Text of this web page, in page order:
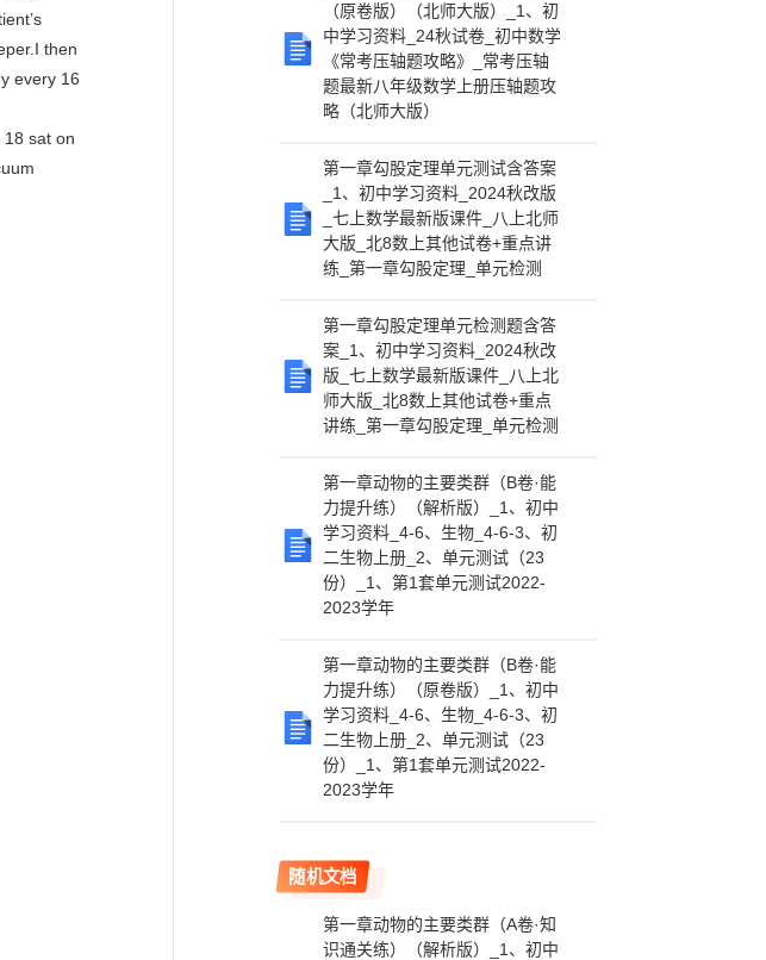
then
every 16
sat on
（原卷版）（北师大版）_1、初
中学习资料_24秋试卷_初中数学
《常考压轴题攻略》_常考压轴
题最新八年级数学上册压轴题攻
略（北师大版）
第一章勾股定理单元测试含答案
_1、初中学习资料_2024秋改版
_七上数学最新版课件_八上北师
大版_北8数上其他试卷+重点讲
练_第一章勾股定理_单元检测
第一章勾股定理单元检测题含答
案_1、初中学习资料_2024秋改
版_七上数学最新版课件_八上北
师大版_北8数上其他试卷+重点
讲练_第一章勾股定理_单元检测
第一章动物的主要类群（B卷·能
力提升练）（解析版）_1、初中
学习资料_4-6、生物_4-6-3、初
二生物上册_2、单元测试（23
份）_1、第1套单元测试2022-
2023学年
第一章动物的主要类群（B卷·能
力提升练）（原卷版）_1、初中
学习资料_4-6、生物_4-6-3、初
二生物上册_2、单元测试（23
份）_1、第1套单元测试2022-
2023学年
随机文档
第一章动物的主要类群（A卷·知
识通关练）（解析版）_1、初中